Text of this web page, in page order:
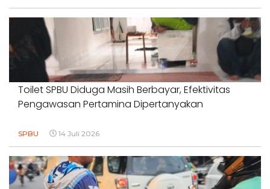
Toilet SPBU Diduga Masih Berbayar, Efektivitas
Pengawasan Pertamina Dipertanyakan
SPBU 14 Juli 2026